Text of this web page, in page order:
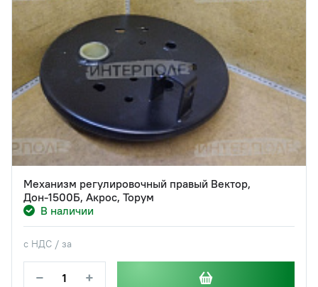
Механизм регулировочный правый Вектор,
Дон-1500Б, Акрос, Торум
В наличии
с НДС / за
− +